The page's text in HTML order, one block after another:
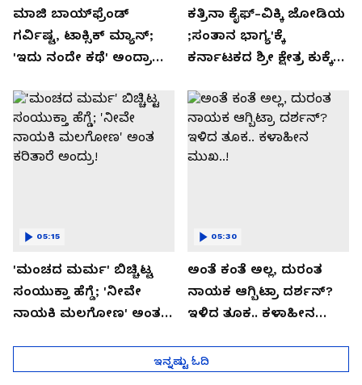
ಮಾಜಿ ಬಾಯ್‌ಫ್ರೆಂಡ್
ಗರ್ವಿಷ್ಟ, ಟಾಕ್ಸಿಕ್ ಮ್ಯಾನ್;
'ಇದು ನಂದೇ ಕಥೆ' ಅಂದ್ರಾ
ಮಂದಣ್ಣ?
ಕತ್ರಿನಾ ಕೈಫ್-ವಿಕ್ಕಿ ಜೋಡಿಯ
;ಸಂತಾನ ಭಾಗ್ಯ'ಕ್ಕೆ
ಕರ್ನಾಟಕದ ಶ್ರೀ ಕ್ಷೇತ್ರ ಕುಕ್ಕೆ
'ಮಂಚದ ಮರ್ಮ' ಬಿಚ್ಚಿಟ್ಟ
ಸಂಯುಕ್ತಾ ಹೆಗ್ಡೆ; 'ನೀವೇ
ನಾಯಕಿ ಮಲಗೋಣ' ಅಂತ
05:15
ಅಂತೆ ಕಂತೆ ಅಲ್ಲ, ದುರಂತ
ನಾಯಕ ಆಗ್ಬಿಟ್ರಾ ದರ್ಶನ್?
ಇಳಿದ ತೂಕ.. ಕಳಾಹೀನ
05:30
ಇನ್ನಷ್ಟು ಓದಿ